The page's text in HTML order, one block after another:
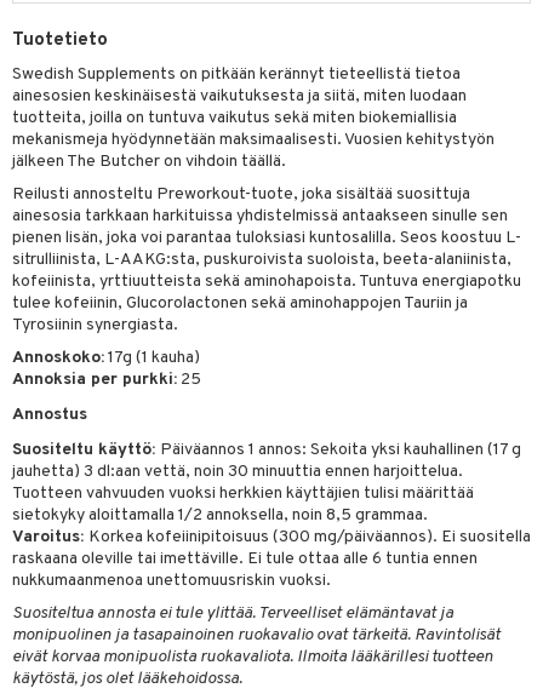
Tuotetieto
Swedish Supplements on pitkään kerännyt tieteellistä tietoa
ainesosien keskinäisestä vaikutuksesta ja siitä, miten luodaan
tuotteita, joilla on tuntuva vaikutus sekä miten biokemiallisia
mekanismeja hyödynnetään maksimaalisesti. Vuosien kehitystyön
jälkeen The Butcher on vihdoin täällä.
Reilusti annosteltu Preworkout-tuote, joka sisältää suosittuja
ainesosia tarkkaan harkituissa yhdistelmissä antaakseen sinulle sen
pienen lisän, joka voi parantaa tuloksiasi kuntosalilla. Seos koostuu L-
sitrulliinista, L-AAKG:sta, puskuroivista suoloista, beeta-alaniinista,
kofeiinista, yrttiuutteista sekä aminohapoista. Tuntuva energiapotku
tulee kofeiinin, Glucorolactonen sekä aminohappojen Tauriin ja
Tyrosiinin synergiasta.
Annoskoko:17g (1 kauha)
Annoksia per purkki: 25
Annostus
Suositeltu käyttö: Päiväannos 1 annos: Sekoita yksi kauhallinen (17 g
jauhetta) 3 dl:aan vettä, noin 30 minuuttia ennen harjoittelua.
Tuotteen vahvuuden vuoksi herkkien käyttäjien tulisi määrittää
sietokyky aloittamalla 1/2 annoksella, noin 8,5 grammaa.
Varoitus: Korkea kofeiinipitoisuus (300 mg/päiväannos). Ei suositella
raskaana oleville tai imettäville. Ei tule ottaa alle 6 tuntia ennen
nukkumaanmenoa unettomuusriskin vuoksi.
Suositeltua annosta ei tule ylittää. Terveelliset elämäntavat ja
monipuolinen ja tasapainoinen ruokavalio ovat tärkeitä. Ravintolisät
eivät korvaa monipuolista ruokavaliota. Ilmoita lääkärillesi tuotteen
käytöstä, jos olet lääkehoidossa.